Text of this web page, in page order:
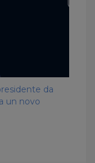
da
un novo